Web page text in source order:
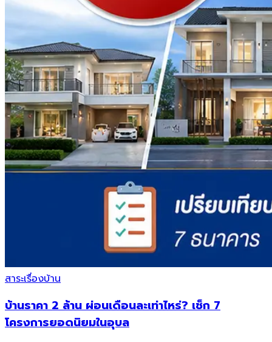
สาระเรื่องบ้าน
บ้านราคา 2 ล้าน ผ่อนเดือนละเท่าไหร่? เช็ก 7
โครงการยอดนิยมในอุบล